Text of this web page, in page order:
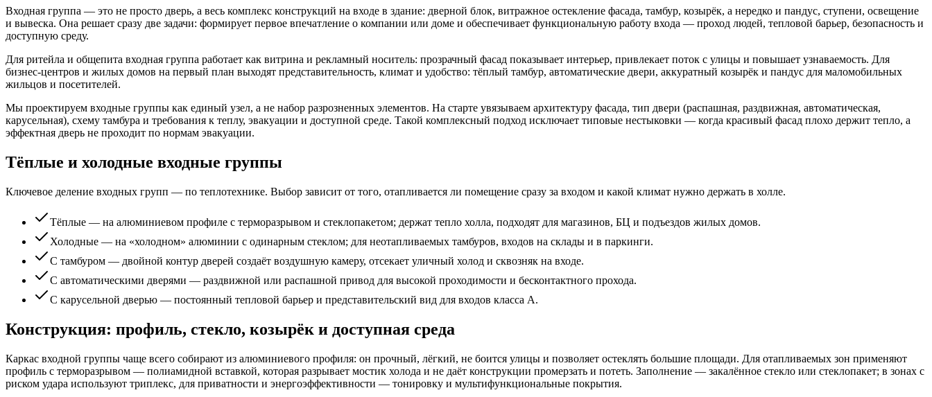
Входная группа — это не просто дверь, а весь комплекс конструкций на входе в здание: дверной блок, витражное остекление фасада, тамбур, козырёк, а нередко и пандус, ступени, освещение
и вывеска. Она решает сразу две задачи: формирует первое впечатление о компании или доме и обеспечивает функциональную работу входа — проход людей, тепловой барьер, безопасность и
доступную среду.
Для ритейла и общепита входная группа работает как витрина и рекламный носитель: прозрачный фасад показывает интерьер, привлекает поток с улицы и повышает узнаваемость. Для
бизнес-центров и жилых домов на первый план выходят представительность, климат и удобство: тёплый тамбур, автоматические двери, аккуратный козырёк и пандус для маломобильных
жильцов и посетителей.
Мы проектируем входные группы как единый узел, а не набор разрозненных элементов. На старте увязываем архитектуру фасада, тип двери (распашная, раздвижная, автоматическая,
карусельная), схему тамбура и требования к теплу, эвакуации и доступной среде. Такой комплексный подход исключает типовые нестыковки — когда красивый фасад плохо держит тепло, а
эффектная дверь не проходит по нормам эвакуации.
Тёплые и холодные входные группы
Ключевое деление входных групп — по теплотехнике. Выбор зависит от того, отапливается ли помещение сразу за входом и какой климат нужно держать в холле.
Тёплые — на алюминиевом профиле с терморазрывом и стеклопакетом; держат тепло холла, подходят для магазинов, БЦ и подъездов жилых домов.
Холодные — на «холодном» алюминии с одинарным стеклом; для неотапливаемых тамбуров, входов на склады и в паркинги.
С тамбуром — двойной контур дверей создаёт воздушную камеру, отсекает уличный холод и сквозняк на входе.
С автоматическими дверями — раздвижной или распашной привод для высокой проходимости и бесконтактного прохода.
С карусельной дверью — постоянный тепловой барьер и представительский вид для входов класса А.
Конструкция: профиль, стекло, козырёк и доступная среда
Каркас входной группы чаще всего собирают из алюминиевого профиля: он прочный, лёгкий, не боится улицы и позволяет остеклять большие площади. Для отапливаемых зон применяют
профиль с терморазрывом — полиамидной вставкой, которая разрывает мостик холода и не даёт конструкции промерзать и потеть. Заполнение — закалённое стекло или стеклопакет; в зонах с
риском удара используют триплекс, для приватности и энергоэффективности — тонировку и мультифункциональные покрытия.